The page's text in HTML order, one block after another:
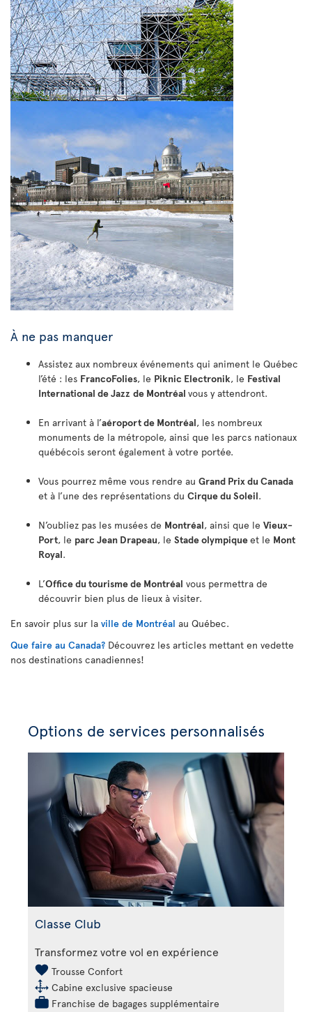
À ne pas manquer
Assistez aux nombreux événements qui animent le Québec
l’été : les FrancoFolies, le Piknic Electronik, le Festival
International de Jazz de Montréal vous y attendront.
En arrivant à l’aéroport de Montréal, les nombreux
monuments de la métropole, ainsi que les parcs nationaux
québécois seront également à votre portée.
Vous pourrez même vous rendre au Grand Prix du Canada
et à l’une des représentations du Cirque du Soleil.
N’oubliez pas les musées de Montréal, ainsi que le Vieux-
Port, le parc Jean Drapeau, le Stade olympiqueet le Mont
Royal.
L’Office du tourisme de Montréal vous permettra de
découvrir bien plus de lieux à visiter.
En savoir plus sur la ville de Montréal au Québec.
Que faire au Canada? Découvrez les articles mettant en vedette
nos destinations canadiennes!
Options de services personnalisés
Classe Club
Transformez votre vol en expérience
Trousse Confort
Cabine exclusive spacieuse
Franchise de bagages supplémentaire